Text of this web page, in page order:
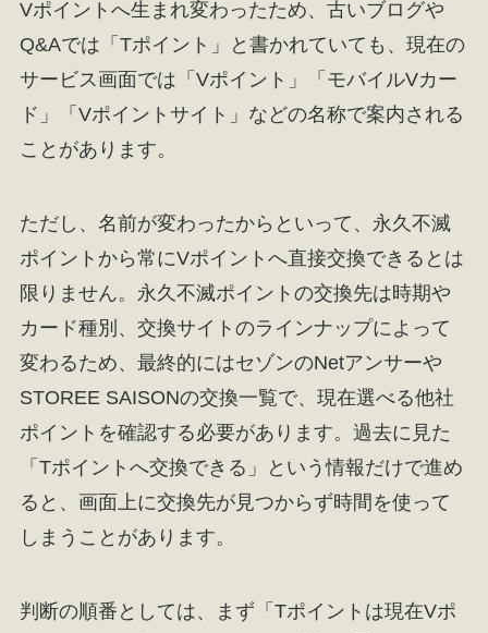
Vポイントへ生まれ変わったため、古いブログや
Q&Aでは「Tポイント」と書かれていても、現在の
サービス画面では「Vポイント」「モバイルVカー
ド」「Vポイントサイト」などの名称で案内される
ことがあります。
ただし、名前が変わったからといって、永久不滅
ポイントから常にVポイントへ直接交換できるとは
限りません。永久不滅ポイントの交換先は時期や
カード種別、交換サイトのラインナップによって
変わるため、最終的にはセゾンのNetアンサーや
STOREE SAISONの交換一覧で、現在選べる他社
ポイントを確認する必要があります。過去に見た
「Tポイントへ交換できる」という情報だけで進め
ると、画面上に交換先が見つからず時間を使って
しまうことがあります。
判断の順番としては、まず「Tポイントは現在Vポ